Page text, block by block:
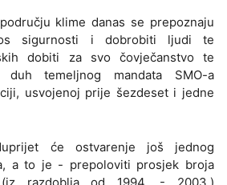
klime danas se prepoznaju
sigurnosti i dobrobiti ljudi te
dobiti za svo čovječanstvo te
temeljnog mandata SMO-a
usvojenoj prije šezdeset i jedne
će ostvarenje još jednog
a to je - prepoloviti prosjek broja
(iz razdoblja od 1994. - 2003.)